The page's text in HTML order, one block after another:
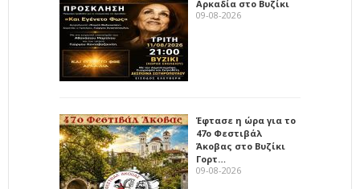
Αρκαδία στο Βυζίκι
09-08-2026
Έφτασε η ώρα για το
47ο Φεστιβάλ
Άκοβας στο Βυζίκι
Γορτ…
09-08-2026